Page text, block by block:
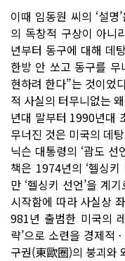
이때 임동원 씨의 ‘설명
의 독창적 구상이 아니
년부터 동구에 대해 데
한방 안 쏘고 동구를 무
현하려 한다”는 것이었
적 사실의 터무니없는
년대 말부터 1990년대
무너진 것은 미국의 데
닉슨 대통령의 ‘괌도
책은 1974년의 ‘헬싱
만 ‘헬싱키 선언’을 계
시작함에 따라 사실상
981년 출범한 미국의
략’으로 소련을 경제적
구권(東歐圈)의 붕괴와